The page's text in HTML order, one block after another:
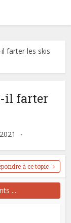
farter les skis
il farter
à ce topic
...